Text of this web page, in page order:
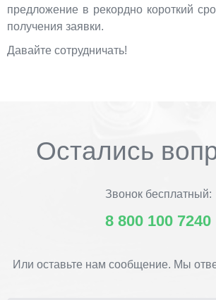
предложение в рекордно короткий
получения заявки.
Давайте сотрудничать!
Остались
Звонок бесплатный:
8 800 100 7240
Или оставьте нам сообщение. Мы